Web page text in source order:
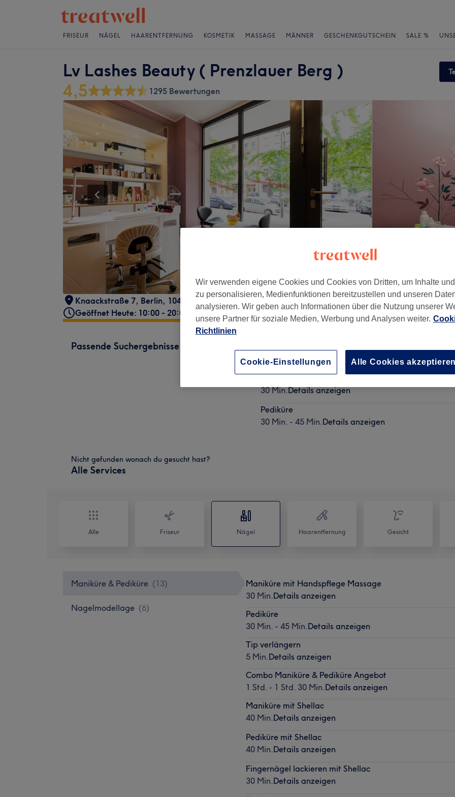
FRISEUR NÄGEL HAARENTFERNUNG KOSMETIK MASSAGE MÄNNER GESCHENKGUTSCHEIN SALE %
Lv Lashes Beauty ( Prenzlauer Berg )
4,5 1295 Bewertungen
Knaackstraße 7, Berlin, 10405
Geöffnet Heute: 10:00 - 20:00
Passende Suchergebnisse
30 Min.Details anzeigen
Fingernägel lackieren mit Shellac
30 Min.Details anzeigen
Pediküre
30 Min. - 45 Min.Details anzeigen
Nicht gefunden wonach du gesucht hast?
Alle Services
Alle Friseur Nägel Haarentfernung Gesicht
Maniküre & Pediküre (13)
Nagelmodellage (6)
Maniküre mit Handspflege Massage
30 Min.Details anzeigen
Pediküre
30 Min. - 45 Min.Details anzeigen
Tip verlängern
5 Min.Details anzeigen
Combo Maniküre & Pediküre Angebot
1 Std. - 1 Std. 30 Min.Details anzeigen
Maniküre mit Shellac
40 Min.Details anzeigen
Pediküre mit Shellac
40 Min.Details anzeigen
Fingernägel lackieren mit Shellac
30 Min.Details anzeigen
Wir verwenden eigene Cookies und Cookies von Dritten, um Inhalte
zu personalisieren, Medienfunktionen bereitzustellen und unseren
analysieren. Wir geben auch Informationen über die Nutzung unserer
unsere Partner für soziale Medien, Werbung und Analysen weiter.
Richtlinien
Cookie-Einstellungen Alle Cookies